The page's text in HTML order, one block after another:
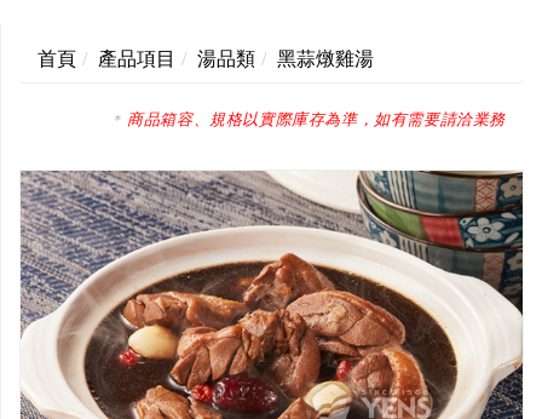
首頁 產品項目 湯品類 黑蒜燉雞湯
商品箱容、規格以實際庫存為準，如有需要請洽業務